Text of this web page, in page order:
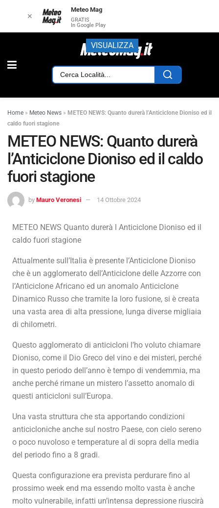
Home » Meteo News » METEO NEWS: Quanto durerà l’Anticiclone Dioniso ed il
caldo fuori stagione
METEO NEWS: Quanto durerà
l’Anticiclone Dioniso ed il caldo
fuori stagione
by Mauro Veronesi 14 Ottobre 2024
METEO NEWS Quanto durerà l Anticiclone Dioniso ed il
caldo fuori stagione
Attualmente sull’Italia è presente l’Anticiclone Dioniso
che è un agglomerato dell’Anticiclone delle Azzorre con
l’Anticiclone Africano ed un anomalo Anticiclone
Dinamico Russo che tramite la loro fusione, si è creata
una vasta area di alta pressione, lunga diverse migliaia
di chilometri.
Questo agglomerato di anticicloni l’ho voluto chiamare
Dioniso, come il Dio Greco del vino e dei misteri, perché
in questo periodo dell’anno è tempo di vendemmia, ma
anche perché rimane un mistero l’assetto anomalo di
questi anticicloni sull’Europa.
Una vasta struttura che sta apportando condizioni
anticicloniche anche sul nostro Paese, con cielo sereno
o poco nuvoloso e temperature al di sopra della media
del periodo fino a 8 gradi.
Questa configurazione era prevista perdurare fino al
prossimo week end ma essendo molto vasta è anche
molto vulnerabile, infatti un’intensa depressione riuscirà
✕
Meteo Mag
GRATIS
In Google Play
VISUALIZZA